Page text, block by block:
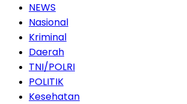
NEWS
Nasional
Kriminal
Daerah
TNI/POLRI
POLITIK
Kesehatan